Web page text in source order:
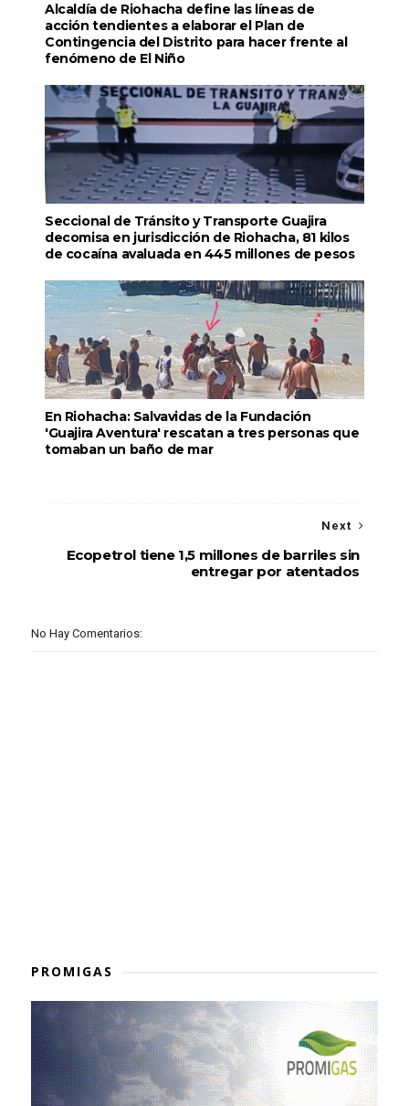
Alcaldía de Riohacha define las líneas de
acción tendientes a elaborar el Plan de
Contingencia del Distrito para hacer frente al
fenómeno de El Niño
Seccional de Tránsito y Transporte Guajira
decomisa en jurisdicción de Riohacha, 81 kilos
de cocaína avaluada en 445 millones de pesos
En Riohacha: Salvavidas de la Fundación
'Guajira Aventura' rescatan a tres personas que
tomaban un baño de mar
Next
Ecopetrol tiene 1,5 millones de barriles sin
entregar por atentados
No Hay Comentarios:
PROMIGAS